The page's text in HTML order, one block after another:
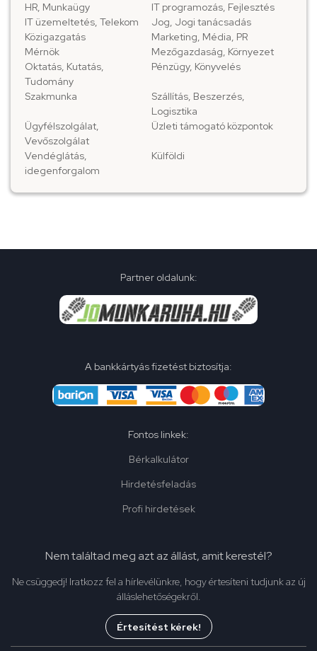
HR, Munkaügy
IT programozás, Fejlesztés
IT üzemeltetés, Telekom
Jog, Jogi tanácsadás
Közigazgatás
Marketing, Média, PR
Mérnök
Mezőgazdaság, Környezet
Oktatás, Kutatás,
Tudomány
Pénzügy, Könyvelés
Szakmunka
Szállítás, Beszerzés,
Logisztika
Ügyfélszolgálat,
Vevőszolgálat
Üzleti támogató központok
Vendéglátás,
idegenforgalom
Külföldi
Partner oldalunk:
A bankkártyás fizetést biztosítja:
Fontos linkek:
Bérkalkulátor
Hirdetésfeladás
Profi hirdetések
Nem találtad meg azt az állást, amit kerestél?
Ne csüggedj! Iratkozz fel a hírlevélünkre, hogy értesíteni tudjunk az új
álláslehetőségekről.
Értesítést kérek!